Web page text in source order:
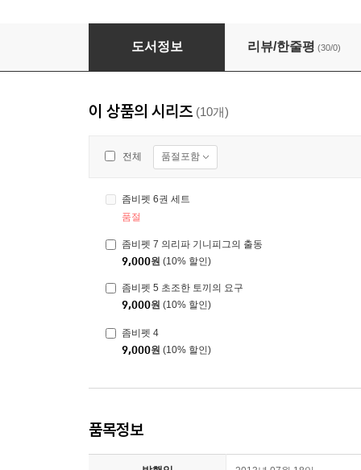
좀비펫 1
도서정보 리뷰/한줄평 (30/0)
이 상품의 시리즈 (10개)
전체 품절포함
좀비펫 6권 세트
품절
좀비펫 7 의리파 기니피그의 출동
9,000원 (10% 할인)
좀비펫 5 초조한 토끼의 요구
9,000원 (10% 할인)
좀비펫 4
9,000원 (10% 할인)
품목정보